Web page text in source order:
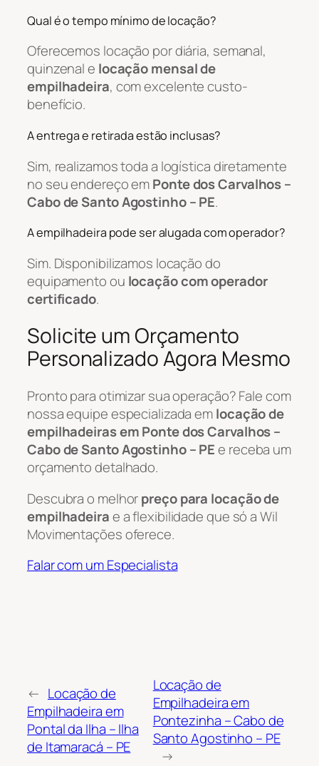
Qual é o tempo mínimo de locação?
Oferecemos locação por diária, semanal,
quinzenal e locação mensal de
empilhadeira, com excelente custo-
benefício.
A entrega e retirada estão inclusas?
Sim, realizamos toda a logística diretamente
no seu endereço emPonte dos Carvalhos –
Cabo de Santo Agostinho – PE.
A empilhadeira pode ser alugada com operador?
Sim. Disponibilizamos locação do
equipamento ou locação com operador
certificado.
Solicite um Orçamento
Personalizado Agora Mesmo
Pronto para otimizar sua operação? Fale com
nossa equipe especializada emlocação de
empilhadeiras em Ponte dos Carvalhos –
Cabo de Santo Agostinho – PEe receba um
orçamento detalhado.
Descubra o melhorpreço para locação de
empilhadeirae a flexibilidade que só a Wil
Movimentações oferece.
Falar com um Especialista
← Locação de
Empilhadeira em
Pontal da Ilha – Ilha
de Itamaracá – PE
Locação de
Empilhadeira em
Pontezinha – Cabo de
Santo Agostinho – PE
→